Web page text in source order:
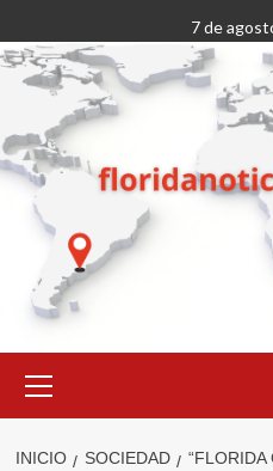
al
contenido
7 de
primario
INICIO SOCIEDAD
“FLORIDA